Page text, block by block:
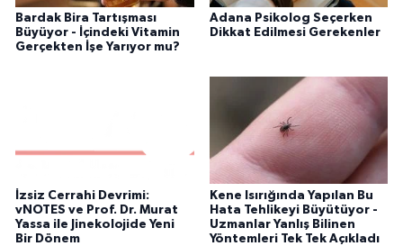
Bardak Bira Tartışması
Büyüyor - İçindeki Vitamin
Gerçekten İşe Yarıyor mu?
Adana Psikolog Seçerken
Dikkat Edilmesi Gerekenler
İzsiz Cerrahi Devrimi:
vNOTES ve Prof. Dr. Murat
Yassa ile Jinekolojide Yeni
Bir Dönem
Kene Isırığında Yapılan Bu
Hata Tehlikeyi Büyütüyor -
Uzmanlar Yanlış Bilinen
Yöntemleri Tek Tek Açıkladı